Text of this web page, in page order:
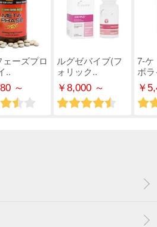
ェーズプロ
..
～
ルグゼバイブ(フ
ォリック..
￥8,000 ～
7-ケ
ボ
￥